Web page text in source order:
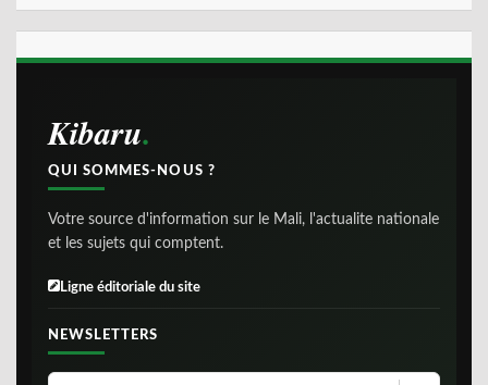
Kibaru
QUI SOMMES-NOUS ?
Votre source d'information sur le Mali, l'actualite nationale
et les sujets qui comptent.
Ligne éditoriale du site
NEWSLETTERS